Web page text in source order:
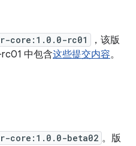
core:1.0.0-rc01
，该版
中包含这些提交内容。
core:1.0.0-beta02 。版